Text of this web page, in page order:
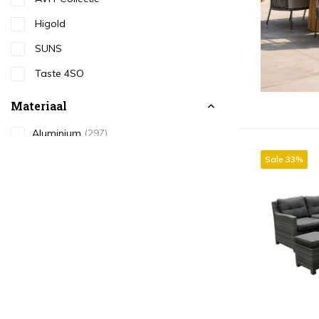
Higold
SUNS
Taste 4SO
Materiaal
Aluminium (297)
Sale 33%